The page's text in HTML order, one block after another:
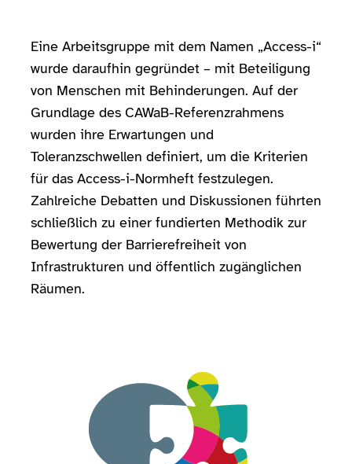
Eine Arbeitsgruppe mit dem Namen „Access-i“
wurde daraufhin gegründet – mit Beteiligung
von Menschen mit Behinderungen. Auf der
Grundlage des CAWaB-Referenzrahmens
wurden ihre Erwartungen und
Toleranzschwellen definiert, um die Kriterien
für das Access-i-Normheft festzulegen.
Zahlreiche Debatten und Diskussionen führten
schließlich zu einer fundierten Methodik zur
Bewertung der Barrierefreiheit von
Infrastrukturen und öffentlich zugänglichen
Räumen.